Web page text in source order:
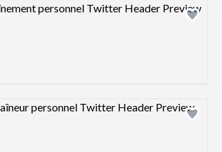
Design preview image
Design preview image